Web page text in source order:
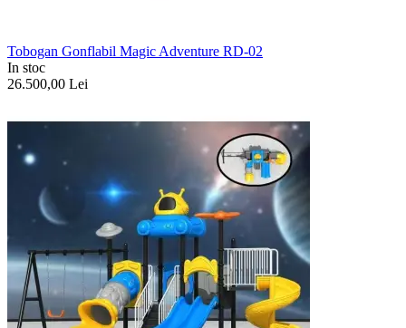
Tobogan Gonflabil Magic Adventure RD-02
In stoc
26.500,00 Lei